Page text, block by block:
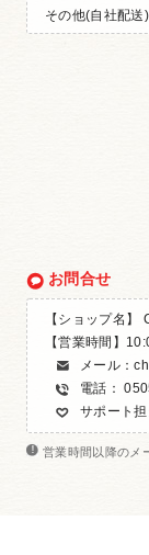
その他(自社配送)
お問合せ
【ショップ名】
【営業時間】
メール：
電話：
サポート
営業時間以降のメ